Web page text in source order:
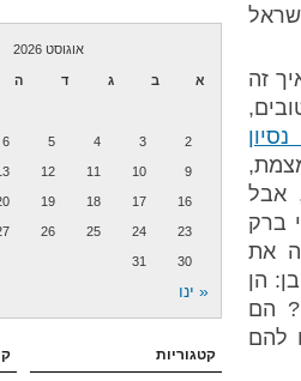
זה
אבל
ברק
את
הן
הם
להם
אוגוסט 2026
א ב ג ד ה
2
3
4
5
6
9
10
11
12
16
17
18
19
23
24
25
26
30
31
« ינו
קטגוריות